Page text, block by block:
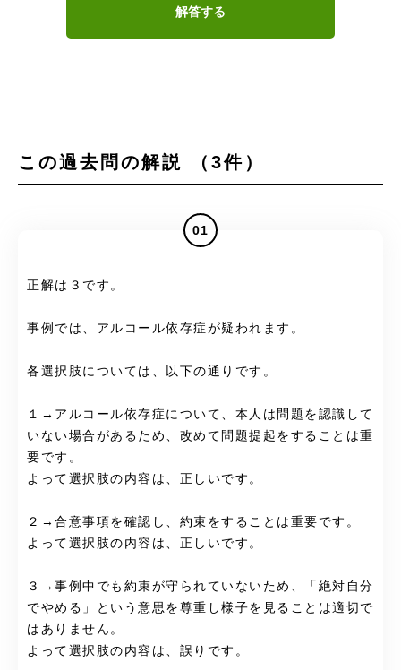
解答する
この過去問の解説 （3件）
01
正解は３です。
事例では、アルコール依存症が疑われます。
各選択肢については、以下の通りです。
１→アルコール依存症について、本人は問題を認識して
いない場合があるため、改めて問題提起をすることは重
要です。
よって選択肢の内容は、正しいです。
２→合意事項を確認し、約束をすることは重要です。
よって選択肢の内容は、正しいです。
３→事例中でも約束が守られていないため、「絶対自分
でやめる」という意思を尊重し様子を見ることは適切で
はありません。
よって選択肢の内容は、誤りです。